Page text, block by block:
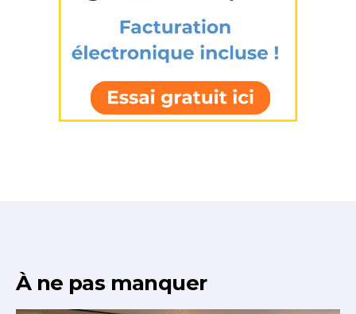
À ne pas manquer